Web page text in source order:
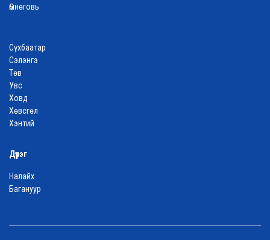
Өмнөговь
Сүхбаатар
Сэлэнгэ
Төв
Увс
Ховд
Хөвсгөл
Хэнтий
Дүүрэг
Налайх
Багануур